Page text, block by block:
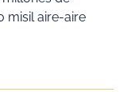
misil aire-aire